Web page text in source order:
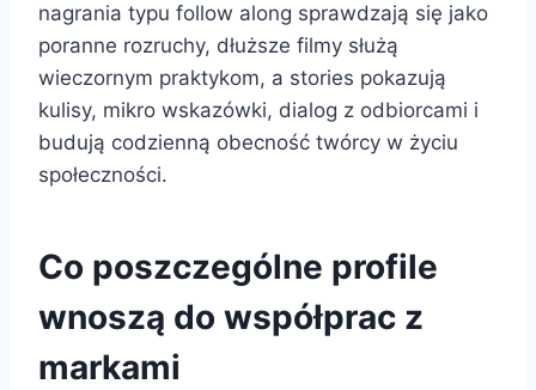
nagrania typu follow along sprawdzają się jako
poranne rozruchy, dłuższe filmy służą
wieczornym praktykom, a stories pokazują
kulisy, mikro wskazówki, dialog z odbiorcami i
budują codzienną obecność twórcy w życiu
społeczności.
Co poszczególne profile
wnoszą do współprac z
markami